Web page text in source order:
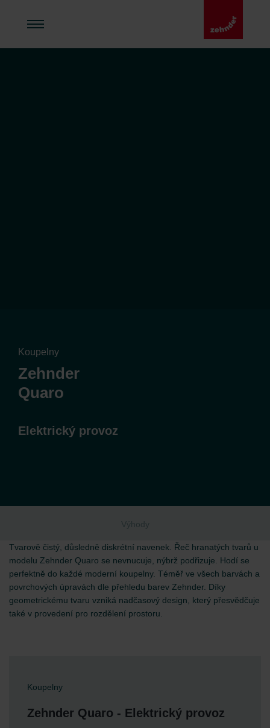
Koupelny
Zehnder
Quaro
Elektrický provoz
Výhody
Tvarově čistý, důsledně diskrétní navenek. Řeč hranatých tvarů u
modelu Zehnder Quaro se nevnucuje, nýbrž podřizuje. Hodí se
perfektně do každé moderní koupelny. Téměř ve všech barvách a
povrchových úpravách dle přehledu barev Zehnder. Díky
geometrickému tvaru vzniká nadčasový design, který přesvědčuje
také v provedení pro rozdělení prostoru.
Koupelny
Zehnder Quaro - Elektrický provoz